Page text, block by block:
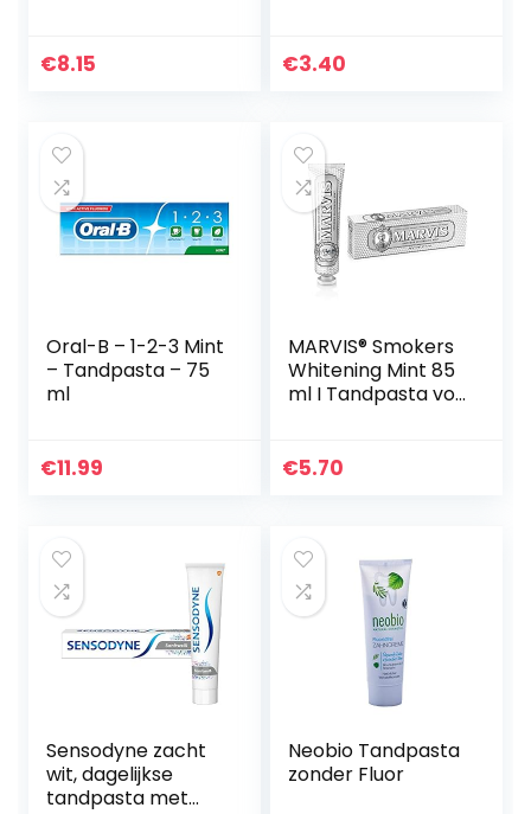
€8.15 €3.40
Oral-B – 1-2-3 Mint
– Tandpasta – 75
ml
€11.99
MARVIS® Smokers
Whitening Mint 85
ml I Tandpasta vor
langdurige frisheid
€5.70
Sensodyne zacht
wit, dagelijkse
tandpasta met
Neobio Tandpasta
zonder Fluor